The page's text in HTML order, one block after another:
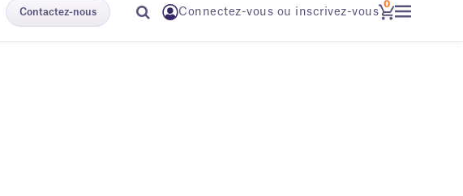
Contactez-nous Connectez-vous ou inscrivez-vous
0